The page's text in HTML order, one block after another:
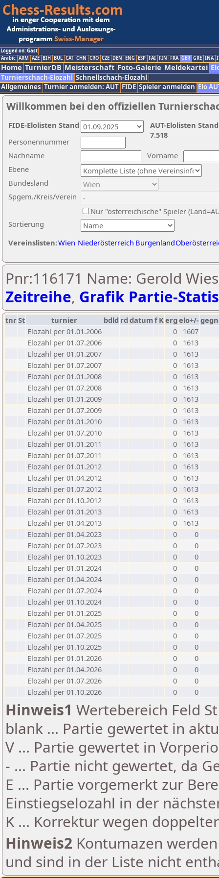
Logged on: Gast
Arabic ARM AZE BIH BUL CAT CHN CRO CZE DEN ENG ESP FAI FIN FRA GER GRE INA
Home TurnierDB Meisterschaft Foto-Galerie Meldekartei
Turnierschach-Elozahl Schnellschach-Elozahl
Allgemeines Turnier anmelden: AUT FIDE Spieler anmelden Elo
Willkommen bei den offiziellen
Nachname
Vorname
Ebene
Sortierung
Personennummer
Bundesland
Spgem./Kreis/Verein
Nur "österreichische" Spieler
Vereinslisten:Wien Niederösterreich Burgenland
AUT-Elolisten
7.518
FIDE-Elolisten Stand
Pnr:116171 Name: Gerold
Zeitreihe, Grafik Partie-
tnrSt turnier bdld rd datumf Kerg elo+/-
Elozahl per 01.01.2006
0
1607
Elozahl per 01.07.2006
0
1613
Elozahl per 01.01.2007
0
1613
Elozahl per 01.07.2007
0
1613
Elozahl per 01.01.2008
0
1613
Elozahl per 01.07.2008
0
1613
Elozahl per 01.01.2009
0
1613
Elozahl per 01.07.2009
0
1613
Elozahl per 01.01.2010
0
1613
Elozahl per 01.07.2010
0
1613
Elozahl per 01.01.2011
0
1613
Elozahl per 01.07.2011
0
1613
Elozahl per 01.01.2012
0
1613
Elozahl per 01.04.2012
0
1613
Elozahl per 01.07.2012
0
1613
Elozahl per 01.10.2012
0
1613
Elozahl per 01.01.2013
0
1613
Elozahl per 01.04.2013
0
1613
Elozahl per 01.04.2023
0
0
Elozahl per 01.07.2023
0
0
Elozahl per 01.10.2023
0
0
Elozahl per 01.01.2024
0
0
Elozahl per 01.04.2024
0
0
Elozahl per 01.07.2024
0
0
Elozahl per 01.10.2024
0
0
Elozahl per 01.01.2025
0
0
Elozahl per 01.04.2025
0
0
Elozahl per 01.07.2025
0
0
Elozahl per 01.10.2025
0
0
Elozahl per 01.01.2026
0
0
Elozahl per 01.04.2026
0
0
Elozahl per 01.07.2026
0
0
Elozahl per 01.10.2026
0 0
Hinweis1 Wertebereich Feld
blank ... Partie gewertet in
V ... Partie gewertet in
- ... Partie nicht gewertet, da
E ... Partie vorgemerkt zur
Einstiegselozahl in der
K ... Korrektur wegen
Hinweis2 Kontumazen
und sind in der Liste nicht